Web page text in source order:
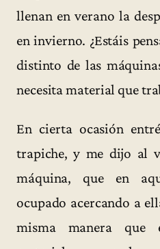
llenan en verano la
en invierno. ¿Estáis
distinto de las
necesita material que
En cierta ocasión
trapiche, y me dijo al
máquina, que en
ocupado acercando a
misma manera que